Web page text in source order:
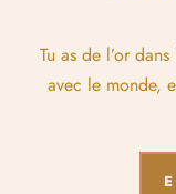
Tu as de l’or
avec le monde,